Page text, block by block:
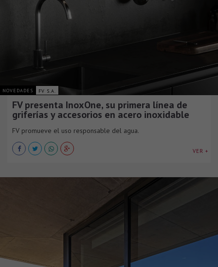
NOVEDADES FV S.A.
FV presenta InoxOne, su primera línea de
griferías y accesorios en acero inoxidable
FV promueve el uso responsable del agua.
VER +